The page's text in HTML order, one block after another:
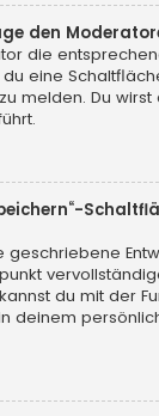
den
die
eine
melden. Du
geschriebene
du mit der
deinem